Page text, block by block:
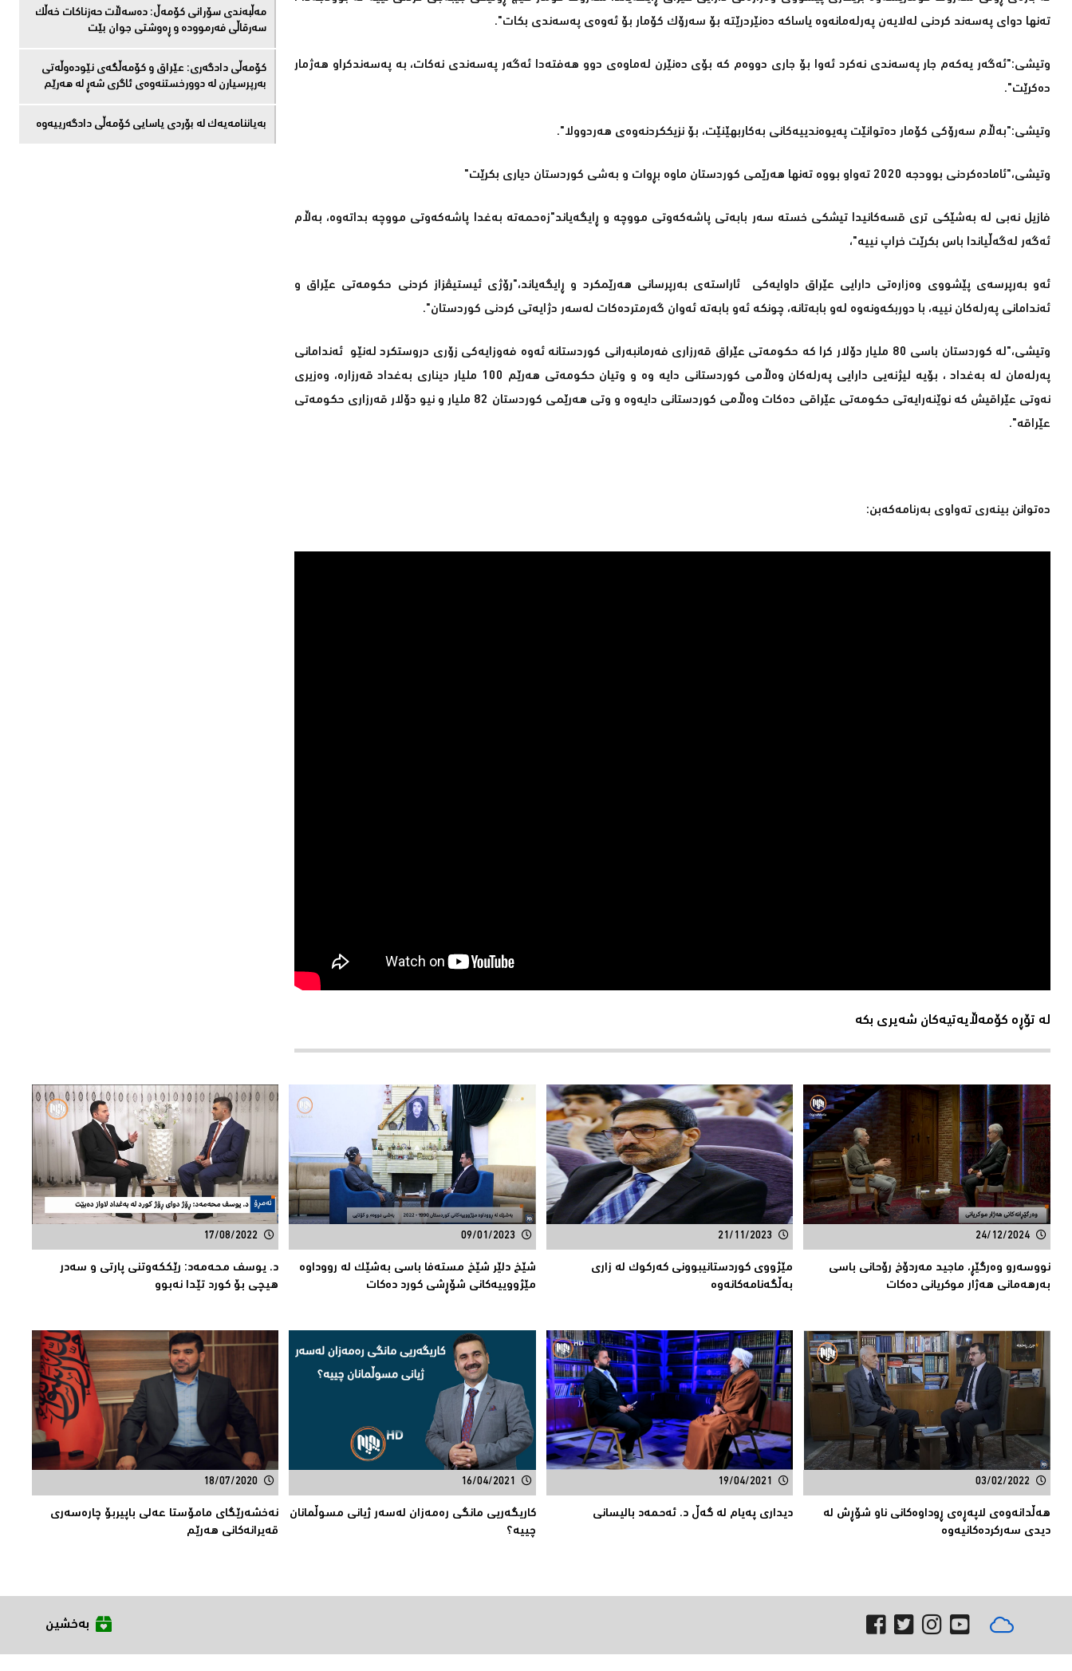
ته‌نها دوای په‌سه‌ند كردنی له‌لایه‌ن په‌رله‌مانه‌وه‌ یاساكه‌ ده‌نێردرێته‌ بۆ سه‌رۆك كۆمار بۆ ئه‌وه‌ی په‌سه‌ندی بكات".
وتیشی:"ئه‌گه‌ر یه‌كه‌م جار په‌سه‌ندی نه‌كرد ئه‌وا بۆ جاری دووه‌م كه‌ بۆی ده‌نێرن له‌ماوه‌ی دوو هه‌فته‌دا ئه‌گه‌ر په‌سه‌ندی نه‌كات، به‌ په‌سه‌ندكراو هه‌ژمار
ده‌كرێت".
وتیشی:"به‌ڵام سه‌رۆكی كۆمار ده‌توانێت په‌یوه‌ندییه‌كانی به‌كاربهێنێت، بۆ نزیككردنه‌وه‌ی هه‌ردوولا".
وتیشی،"ئاماده‌كردنی بوودجه‌ 2020 ته‌واو بووه‌ ته‌نها هه‌رێمی كوردستان ماوه‌ بڕوات و به‌شی كوردستان دیاری بكرێت"
فازیل نه‌بی له‌ به‌شێكی تری قسه‌كانیدا تیشكی خسته‌ سه‌ر بابه‌تی پاشه‌كه‌وتی مووچه‌ و ڕایگه‌یاند"زه‌حمه‌ته‌ به‌غدا پاشه‌كه‌وتی مووچه‌ بداته‌وه‌، به‌ڵام
ئه‌گه‌ر له‌گه‌ڵیاندا باس بكرێت خراپ نییه‌"،
ئه‌و به‌رپرسه‌ی پێشووی وه‌زاره‌تی دارایی عێراق داوایه‌كی ئاراسته‌ی به‌رپرسانی هه‌رێمكرد و ڕایگه‌یاند،"رۆژی ئیستیڤزاز كردنی حكومه‌تی عێراق و
ئه‌ندامانی په‌رله‌كان نییه‌، با دوربكه‌ونه‌وه‌ له‌و بابه‌تانه، چونكه‌ ئه‌و بابه‌ته‌ ئه‌وان گه‌رمترده‌كات له‌سه‌ر دژایه‌تی كردنی كوردستان‌".
وتیشی،"له‌ كوردستان باسی 80 ملیار دۆلار كرا كه‌ حكومه‌تی عێراق قه‌رزاری فه‌رمانبه‌رانی كوردستانه‌ ئه‌وه‌ فه‌وزایه‌كی زۆری دروستكرد له‌نێو ئه‌ندامانی
په‌رله‌مان له‌ به‌غداد ، بۆیه‌ لیژنه‌یی دارایی په‌رله‌كان وه‌ڵامی كوردستانی دایه‌ وه‌ و وتیان حكومه‌تی هه‌رێم 100 ملیار دیناری به‌غداد قه‌رزاره‌، وه‌زیری
نه‌وتی عێراقیش كه‌ نوێنه‌رایه‌تی حكومه‌تی عێراقی ده‌كات وه‌ڵامی كوردستانی دایه‌وه‌ و وتی هه‌رێمی كوردستان 82 ملیار و نیو دۆلار قه‌رزاری حكومه‌تی
عێراقه‌".
ده‌توانن بینه‌ری ته‌واوی به‌رنامه‌كه‌بن:
لە تۆڕە کۆمەڵایەتیەکان شەیری بکە
مەڵبەندى سۆرانى کۆمەڵ: دەسەڵات حەزناکات خەڵک
سەرقاڵى فەرموودە و ڕەوشتى جوان بێت
کۆمەڵى دادگەرى: عێراق و كۆمەڵگەی نێودەوڵەتی
بەرپرسیارن لە دوورخستنەوەى ئاگری شەڕ لە هەرێم
بەیاننامەیەک لە بۆردی یاسایی کۆمەڵی دادگەرییەوە
24/12/2024
نووسەرو وەرگێڕ، ماجید مەردۆخ رۆحانی باسی
بەرهەمانی هەژار موکریانی دەکات
21/11/2023
مێژووی کوردستانیبوونی کەرکوک لە زاری
بەڵگەنامەکانەوە
09/01/2023
شێخ دلێر شێخ مستەفا باسی بەشێک لە رووداوە
مێژووییەکانی شۆڕشی کورد دەکات
17/08/2022
د. یوسف محەمەد: رێککەوتنی پارتی و سەدر
هیچی بۆ کورد تێدا نەبوو
03/02/2022
هەڵدانەوەى لاپەڕەى ڕوداوەکانی ناو شۆڕش لە
دیدی سەرکردەکانیەوە ‌
19/04/2021
دیداری پەیام لە گەڵ د. ئەحمەد بالیسانی
16/04/2021
كاریگه‌ریی مانگی ره‌مه‌زان له‌سه‌ر ژیانی مسوڵمانان
‌چییە؟
18/07/2020
نه‌خشه‌رێگای مامۆستا عه‌لی باپیربۆ چاره‌سه‌ری
قه‌یرانه‌كانی هه‌رێم
بەخشین